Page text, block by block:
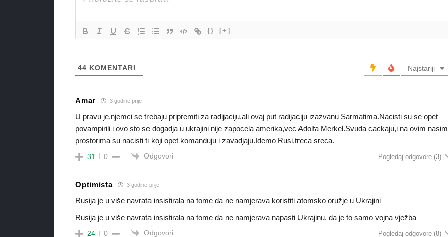
{} [+]
44 KOMENTARI Najstariji
Amar 3 godine prije
U pravu je,njemci se trebaju pripremiti za radijaciju,ali ovaj put radijaciju izazvanu Sarmatima.Nacisti su se opet
povampirili i ovo sto se dogadja u ukrajini nije zapocela amerika,vec Adolfa Merkel.Svuda cackaju,i na ovim nasim
prostorima su nacisti ti koji opet komanduju i zavadjaju.Idemo Rusi,treca sreca.
31 0 Odgovori Pogledaj odgovore (3)
Optimista 3 godine prije
Rusija je u više navrata insistirala na tome da ne namjerava koristiti atomsko oružje u Ukrajini
Rusija je u više navrata insistirala na tome da ne namjerava napasti Ukrajinu, da je to samo vojna vježba
24 0 Odgovori Pogledaj odgovore (8)